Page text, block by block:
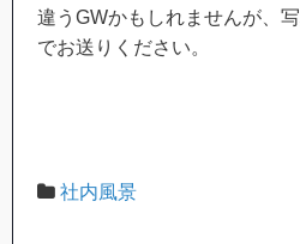
違うGWかもしれませんが、
でお送りください。
社内風景